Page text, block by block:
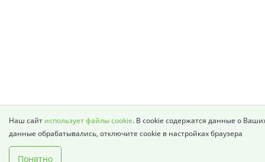
Наш сайт использует файлы cookie. В cookie содержатся данные о
данные обрабатывались, отключите cookie в настройках браузера
Понятно